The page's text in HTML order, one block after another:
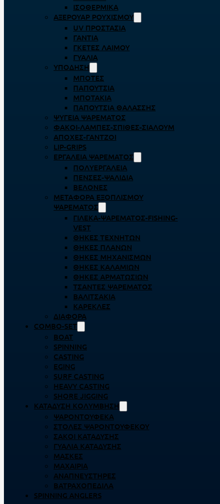
ΙΣΟΘΕΡΜΙΚΆ
ΑΞΕΡΟΥΆΡ ΡΟΥΧΙΣΜΟΎ
UV ΠΡΟΣΤΑΣΊΑ
ΓΆΝΤΙΑ
ΓΚΈΤΕΣ ΛΑΊΜΟΥ
ΓΥΑΛΙΆ
ΥΠΌΔΗΣΗ
ΜΠΌΤΕΣ
ΠΑΠΟΎΤΣΙΑ
ΜΠΟΤΆΚΙΑ
ΠΑΠΟΎΤΣΙΑ ΘΑΛΆΣΣΗΣ
ΨΥΓΕΊΑ ΨΑΡΈΜΑΤΟΣ
ΦΑΚΟΊ-ΛΆΜΠΕΣ-ΣΠΊΘΕΣ-ΣΊΑΛΟΥΜ
ΑΠΌΧΕΣ-ΓΆΝΤΖΟΙ
LIP-GRIPS
EΡΓΑΛΕΊΑ ΨΑΡΈΜΑΤΟΣ
ΠΟΛΥΕΡΓΑΛΕΊΑ
ΠΈΝΣΕΣ-ΨΑΛΊΔΙΑ
ΒΕΛΌΝΕΣ
ΜΕΤΑΦΟΡΆ ΕΞΟΠΛΙΣΜΟΎ
ΨΑΡΈΜΑΤΟΣ
ΓΙΛΈΚΑ-ΨΑΡΈΜΑΤΟΣ-FISHING-
VEST
ΘΉΚΕΣ ΤΕΧΝΗΤΏΝ
ΘΉΚΕΣ ΠΛΆΝΩΝ
ΘΉΚΕΣ ΜΗΧΑΝΙΣΜΏΝ
ΘΉΚΕΣ ΚΑΛΑΜΙΏΝ
ΘΉΚΕΣ ΑΡΜΑΤΩΣΙΏΝ
ΤΣΆΝΤΕΣ ΨΑΡΈΜΑΤΟΣ
ΒΑΛΙΤΣΆΚΙΑ
ΚΑΡΈΚΛΕΣ
ΔΙΆΦΟΡΑ
COMBO-SET
BOAT
SPINNING
CASTING
EGING
SURF CASTING
HEAVY CASTING
SHORE JIGGING
ΚΑΤΆΔΥΣΗ ΚΟΛΎΜΒΗΣΗ
ΨΑΡΟΝΤΟΎΦΕΚΑ
ΣΤΟΛΈΣ ΨΑΡΟΝΤΟΎΦΕΚΟΥ
ΣΆΚΟΙ ΚΑΤΆΔΥΣΗΣ
ΓΥΑΛΙΆ ΚΑΤΆΔΥΣΗΣ
ΜΆΣΚΕΣ
ΜΑΧΑΊΡΙΑ
ΑΝΑΠΝΕΥΣΤΉΡΕΣ
ΒΑΤΡΑΧΟΠΈΔΙΛΑ
SPINNING ANGLERS